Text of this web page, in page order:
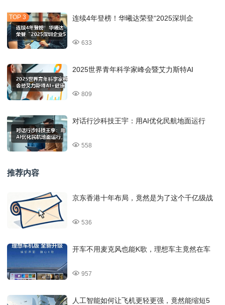
连续4年登榜！华曦达荣登“2025深圳企
633
2025世界青年科学家峰会暨艾力斯特AI
809
对话行沙科技王宇：用AI优化民航地面运行
558
推荐内容
京东香港十年布局，竟然是为了这个千亿级战
536
开车不用麦克风也能K歌，理想车主竟然在车
957
人工智能如何让飞机更轻更强，竟然能缩短5